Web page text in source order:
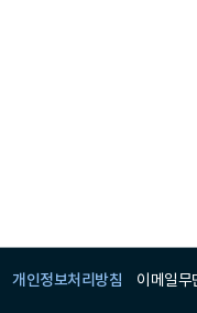
개인정보처리방침 이메일무